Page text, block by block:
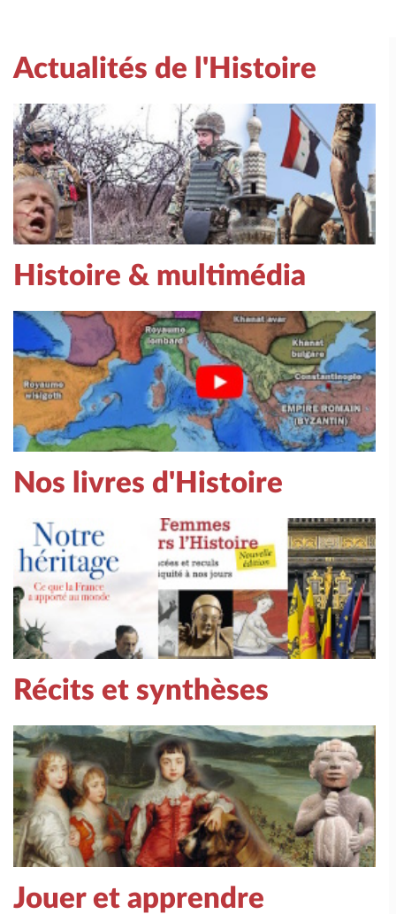
Actualités de l'Histoire
Histoire & multimédia
Nos livres d'Histoire
Récits et synthèses
Jouer et apprendre